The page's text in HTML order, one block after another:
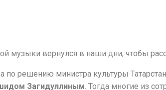
музыки вернулся в наши дни, чтобы
по решению министра культуры
Загидуллиным. Тогда многие из